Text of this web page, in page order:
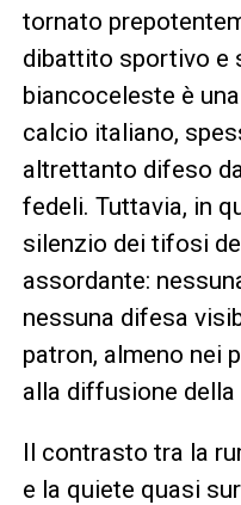
tornato
dibattito sportivo e
biancoceleste è
calcio italiano,
altrettanto difeso
fedeli. Tuttavia, in
silenzio dei tifosi
assordante:
nessuna difesa
patron, almeno nei
alla diffusione della
Il contrasto tra la
e la quiete quasi